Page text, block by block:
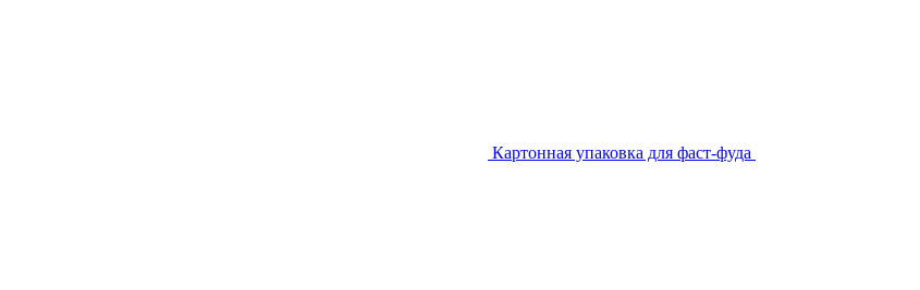
Картонная упаковка для фаст-фуда